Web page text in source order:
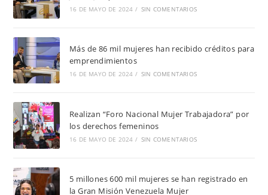
16 DE MAYO DE 2024 / SIN COMENTARIOS
Más de 86 mil mujeres han recibido créditos para
emprendimientos
16 DE MAYO DE 2024 / SIN COMENTARIOS
Realizan “Foro Nacional Mujer Trabajadora” por
los derechos femeninos
16 DE MAYO DE 2024 / SIN COMENTARIOS
5 millones 600 mil mujeres se han registrado en
la Gran Misión Venezuela Mujer